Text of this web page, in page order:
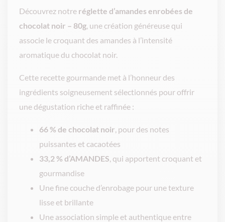
Découvrez notre réglette d’amandes enrobées de
chocolat noir – 80g, une création généreuse qui
associe le croquant des amandes à l’intensité
aromatique du chocolat noir.
Cette recette gourmande met à l’honneur des
ingrédients soigneusement sélectionnés pour offrir
une dégustation riche et raffinée :
66 % de chocolat noir, pour des notes
puissantes et cacaotées
33,2 % d’AMANDES, qui apportent croquant et
gourmandise
Une fine couche d’enrobage pour une texture
lisse et brillante
Une association simple et authentique entre